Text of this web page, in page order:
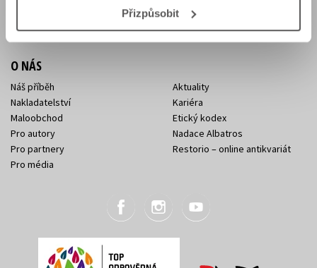
Přizpůsobit
Sídlo společnosti
Kontakty Albatros Media
O NÁS
Náš příběh
Nakladatelství
Maloobchod
Pro autory
Pro partnery
Pro média
Aktuality
Kariéra
Etický kodex
Nadace Albatros
Restorio – online antikvariát